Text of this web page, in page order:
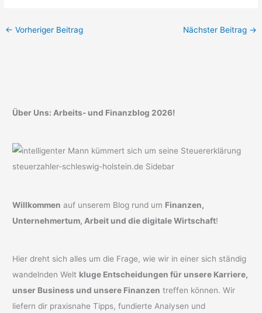
← Vorheriger Beitrag Nächster Beitrag →
Über Uns: Arbeits- und Finanzblog 2026!
Willkommen auf unserem Blog rund um Finanzen,
Unternehmertum, Arbeit und die digitale Wirtschaft!
Hier dreht sich alles um die Frage, wie wir in einer sich ständig
wandelnden Welt kluge Entscheidungen für unsere Karriere,
unser Business und unsere Finanzen treffen können. Wir
liefern dir praxisnahe Tipps, fundierte Analysen und